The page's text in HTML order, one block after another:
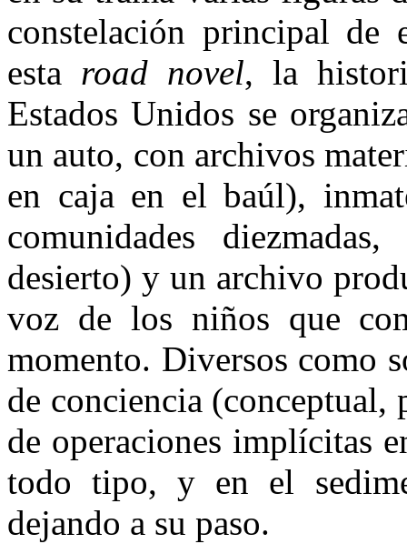
constelación principal de
esta road novel, la
Estados Unidos se
un auto, con archivos
en caja en el baúl),
comunidades
desierto) y un archivo
voz de los niños que
momento. Diversos como
de conciencia
de operaciones implícitas
todo tipo, y en el
dejando a su paso.